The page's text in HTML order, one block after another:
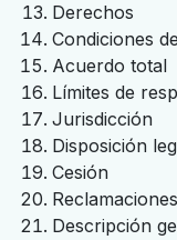
Derechos
Condiciones
Acuerdo total
Límites de
Jurisdicción
Disposición
Cesión
Descripción